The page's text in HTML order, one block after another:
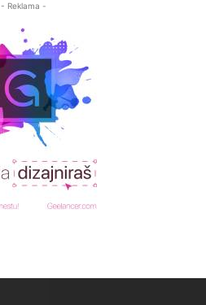
- Reklama -